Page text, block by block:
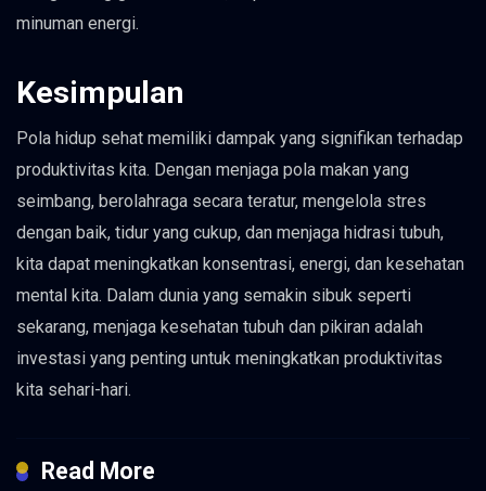
minuman energi.
Kesimpulan
Pola hidup sehat memiliki dampak yang signifikan terhadap
produktivitas kita. Dengan menjaga pola makan yang
seimbang, berolahraga secara teratur, mengelola stres
dengan baik, tidur yang cukup, dan menjaga hidrasi tubuh,
kita dapat meningkatkan konsentrasi, energi, dan kesehatan
mental kita. Dalam dunia yang semakin sibuk seperti
sekarang, menjaga kesehatan tubuh dan pikiran adalah
investasi yang penting untuk meningkatkan produktivitas
kita sehari-hari.
Read More